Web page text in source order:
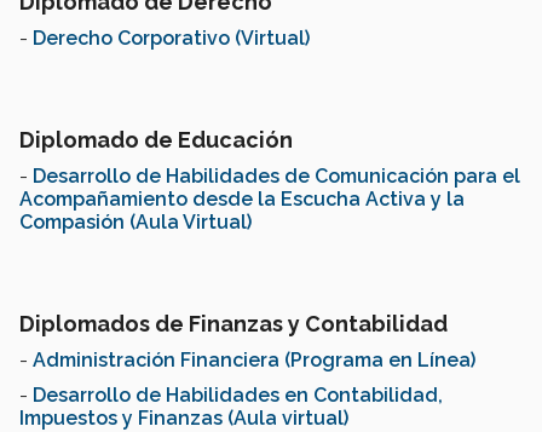
- Derecho Corporativo (Virtual)
Diplomado de Educación
- Desarrollo de Habilidades de Comunicación para el
Acompañamiento desde la Escucha Activa y la
Compasión (Aula Virtual)
Diplomados de Finanzas y Contabilidad
- Administración Financiera (Programa en Línea)
- Desarrollo de Habilidades en Contabilidad,
Impuestos y Finanzas (Aula virtual)